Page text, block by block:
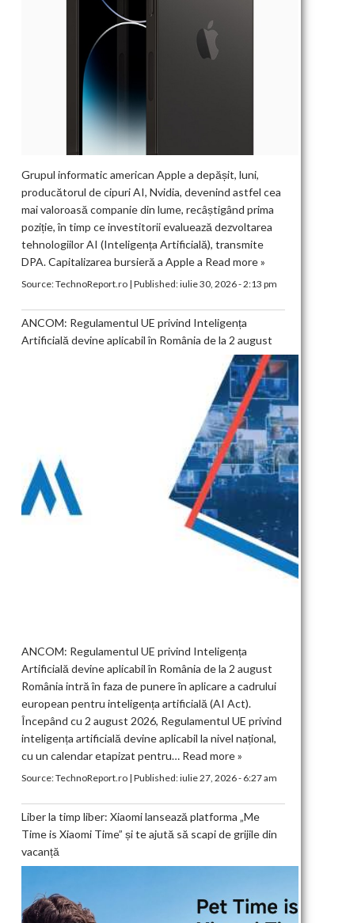
Grupul informatic american Apple a depășit, luni,
producătorul de cipuri AI, Nvidia, devenind astfel cea
mai valoroasă companie din lume, recâștigând prima
poziție, în timp ce investitorii evaluează dezvoltarea
tehnologiilor AI (Inteligența Artificială), transmite
DPA. Capitalizarea bursieră a Apple a Read more »
Source:TechnoReport.ro| Published:iulie 30, 2026 - 2:13 pm
ANCOM: Regulamentul UE privind Inteligența
Artificială devine aplicabil în România de la 2 august
ANCOM: Regulamentul UE privind Inteligența
Artificială devine aplicabil în România de la 2 august
România intră în faza de punere în aplicare a cadrului
european pentru inteligența artificială (AI Act).
Începând cu 2 august 2026, Regulamentul UE privind
inteligența artificială devine aplicabil la nivel național,
cu un calendar etapizat pentru… Read more »
Source:TechnoReport.ro| Published:iulie 27, 2026 - 6:27 am
Liber la timp liber: Xiaomi lansează platforma „Me
Time is Xiaomi Time” și te ajută să scapi de grijile din
vacanță